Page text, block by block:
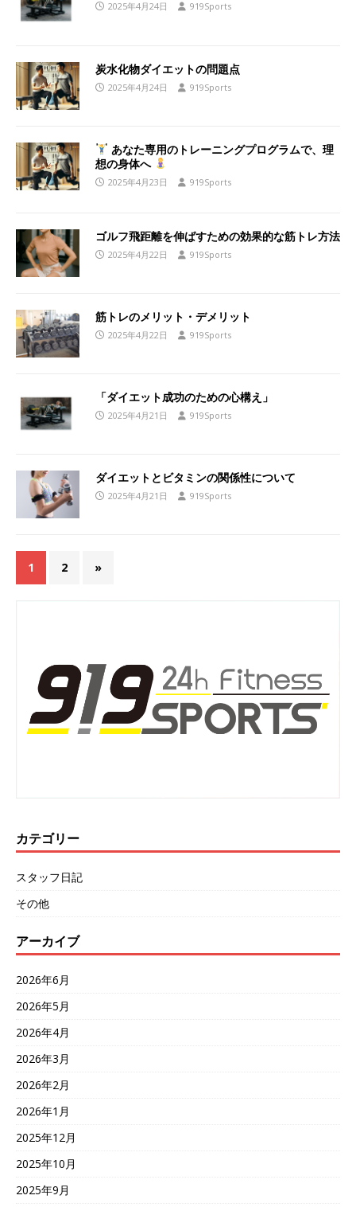
2025年4月24日 919Sports
炭水化物ダイエットの問題点
2025年4月24日 919Sports
あなた専用のトレーニングプログラムで、理
想の身体へ
2025年4月23日 919Sports
ゴルフ飛距離を伸ばすための効果的な筋トレ方法
2025年4月22日 919Sports
筋トレのメリット・デメリット
2025年4月22日 919Sports
「ダイエット成功のための心構え」
2025年4月21日 919Sports
ダイエットとビタミンの関係性について
2025年4月21日 919Sports
1 2 »
カテゴリー
スタッフ日記
その他
アーカイブ
2026年6月
2026年5月
2026年4月
2026年3月
2026年2月
2026年1月
2025年12月
2025年10月
2025年9月